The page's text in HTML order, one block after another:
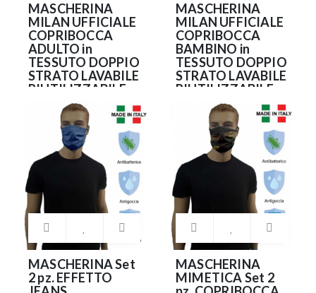
MASCHERINA
MILAN UFFICIALE
COPRIBOCCA
ADULTO in
TESSUTO DOPPIO
STRATO LAVABILE
RIUTILIZZABILE
MASCHERINA
MILAN UFFICIALE
COPRIBOCCA
BAMBINO in
TESSUTO DOPPIO
STRATO LAVABILE
RIUTILIZZABILE
MASCHERINA Set
2 pz. EFFETTO
MASCHERINA
MIMETICA Set 2